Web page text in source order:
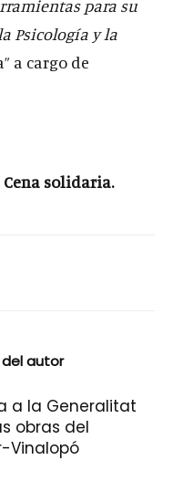
para su
Psicología y la
a cargo de
Cena solidaria.
del autor
a la Generalitat
obras del
Vinalopó